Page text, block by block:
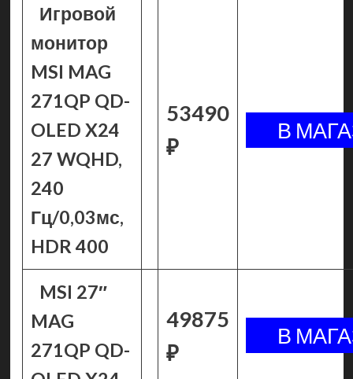
Игровой
монитор
MSI MAG
271QP QD-
OLED X24
27 WQHD,
240
Гц/0,03мс,
HDR 400
53490
₽
MSI 27″
MAG
271QP QD-
49875
₽